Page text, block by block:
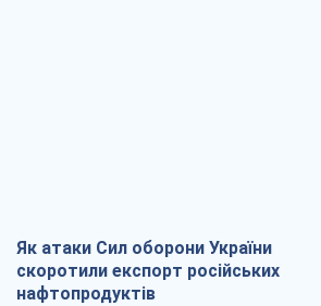
Як атаки Сил оборони України
скоротили експорт російських
нафтопродуктів